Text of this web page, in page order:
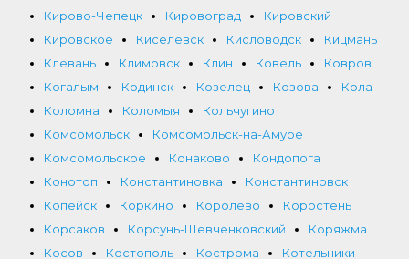
Кирово-Чепецк
Кировоград
Кировский
Кировское
Киселевск Кисловодск
Кицмань
Клевань
Климовск Клин Ковель
Ковров
Когалым
Кодинск Козелец Козова
Кола
Коломна
Коломыя
Кольчугино
Комсомольск
Комсомольск-на-Амуре
Комсомольское
Конаково
Кондопога
Конотоп
Константиновка
Константиновск
Копейск
Коркино Королёво
Коростень
Корсаков
Корсунь-Шевченковский
Коряжма
Косов
Костополь Кострома
Котельники